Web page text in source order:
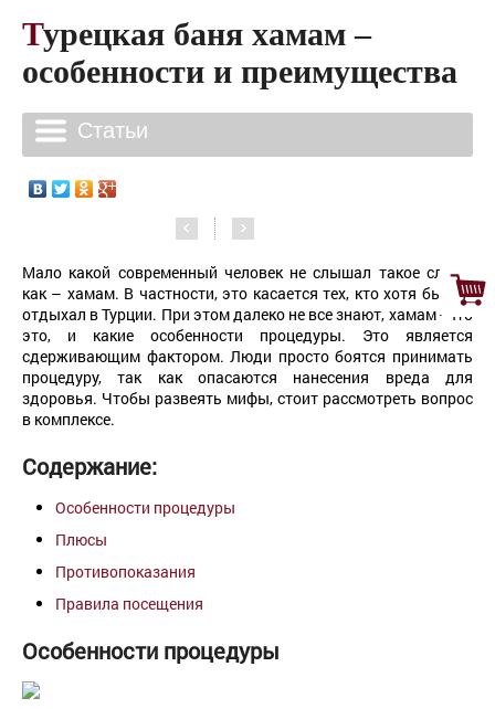
Турецкая баня хамам –
особенности и преимущества
Мало какой современный человек не слышал такое слово,
как – хамам. В частности, это касается тех, кто хотя бы раз
отдыхал в Турции. При этом далеко не все знают, хамам - что
это, и какие особенности процедуры. Это является
сдерживающим фактором. Люди просто боятся принимать
процедуру, так как опасаются нанесения вреда для
здоровья. Чтобы развеять мифы, стоит рассмотреть вопрос
в комплексе.
Содержание:
Особенности процедуры
Плюсы
Противопоказания
Правила посещения
Особенности процедуры